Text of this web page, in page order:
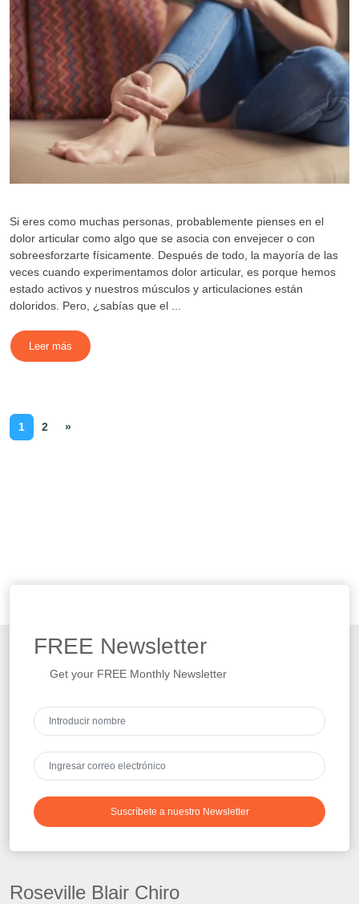
Si eres como muchas personas, probablemente pienses en el
dolor articular como algo que se asocia con envejecer o con
sobreesforzarte físicamente. Después de todo, la mayoría de las
veces cuando experimentamos dolor articular, es porque hemos
estado activos y nuestros músculos y articulaciones están
doloridos. Pero, ¿sabías que el ...
Leer más
1 2 »
FREE Newsletter
Get your FREE Monthly Newsletter
Suscríbete a nuestro Newsletter
Roseville Blair Chiro